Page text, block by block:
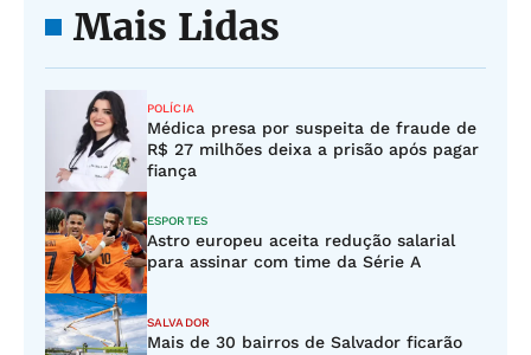
Mais Lidas
POLÍCIA
Médica presa por suspeita de fraude de
R$ 27 milhões deixa a prisão após pagar
fiança
ESPORTES
Astro europeu aceita redução salarial
para assinar com time da Série A
SALVADOR
Mais de 30 bairros de Salvador ficarão